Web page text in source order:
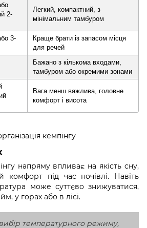
2-
Легкий, компактний, з
мінімальним тамбуром
3-
Краще брати із запасом місця
для речей
Бажано з кількома входами,
тамбуром або окремими зонами
Вага менш важлива, головне
комфорт і висота
напряму впливає на якість сну,
комфорт під час ночівлі. Навіть
може суттєво знижуватися,
у горах або в лісі.
температурного режиму,